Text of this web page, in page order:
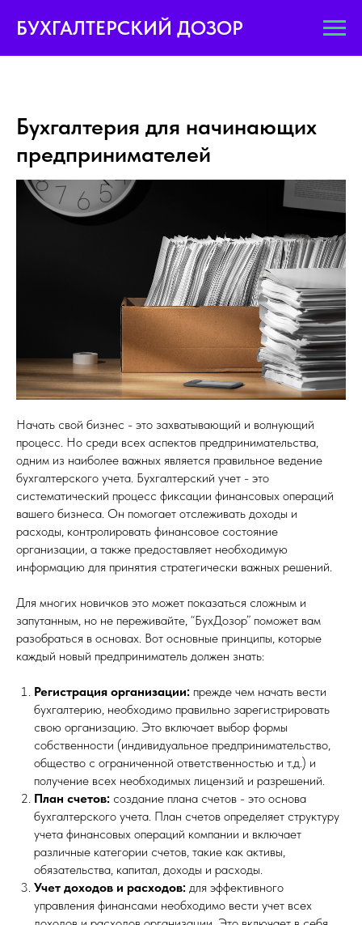
БУХГАЛТЕРСКИЙ ДОЗОР
Бухгалтерия для начинающих
предпринимателей
Начать свой бизнес - это захватывающий и волнующий
процесс. Но среди всех аспектов предпринимательства,
одним из наиболее важных является правильное ведение
бухгалтерского учета. Бухгалтерский учет - это
систематический процесс фиксации финансовых операций
вашего бизнеса. Он помогает отслеживать доходы и
расходы, контролировать финансовое состояние
организации, а также предоставляет необходимую
информацию для принятия стратегически важных решений.
Для многих новичков это может показаться сложным и
запутанным, но не переживайте, “БухДозор” поможет вам
разобраться в основах. Вот основные принципы, которые
каждый новый предприниматель должен знать:
Регистрация организации: прежде чем начать вести
бухгалтерию, необходимо правильно зарегистрировать
свою организацию. Это включает выбор формы
собственности (индивидуальное предпринимательство,
общество с ограниченной ответственностью и т.д.) и
получение всех необходимых лицензий и разрешений.
План счетов: создание плана счетов - это основа
бухгалтерского учета. План счетов определяет структуру
учета финансовых операций компании и включает
различные категории счетов, такие как активы,
обязательства, капитал, доходы и расходы.
Учет доходов и расходов: для эффективного
управления финансами необходимо вести учет всех